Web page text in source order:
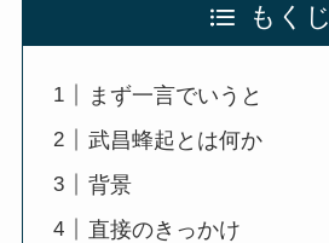
もくじ
まず一言でいうと
武昌蜂起とは何か
背景
直接のきっかけ